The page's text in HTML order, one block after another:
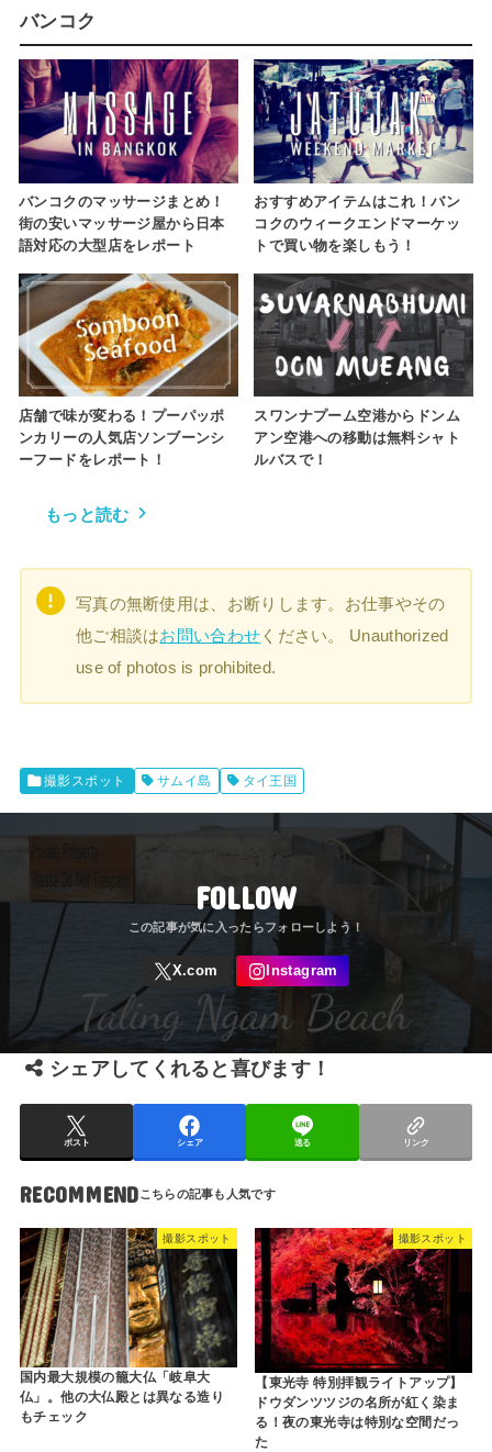
バンコク
バンコクのマッサージまとめ！
街の安いマッサージ屋から日本
語対応の大型店をレポート
おすすめアイテムはこれ！バン
コクのウィークエンドマーケッ
トで買い物を楽しもう！
店舗で味が変わる！プーパッポ
ンカリーの人気店ソンブーンシ
ーフードをレポート！
スワンナプーム空港からドンム
アン空港への移動は無料シャト
ルバスで！
もっと読む
写真の無断使用は、お断りします。お仕事やその
他ご相談はお問い合わせ ください。 Unauthorized
use of photos is prohibited.
撮影スポット サムイ島 タイ王国
FOLLOW
シェアしてくれると喜びます！
ポスト シェア 送る リンク
RECOMMEND
撮影スポット
国内最大規模の籠大仏「岐阜大
仏」。他の大仏殿とは異なる造り
もチェック
撮影スポット
【東光寺 特別拝観ライトアップ】
ドウダンツツジの名所が紅く染ま
る！夜の東光寺は特別な空間だっ
た